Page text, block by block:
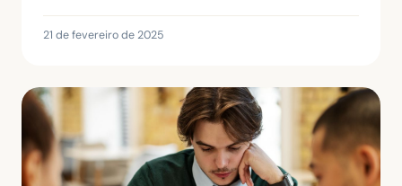
21 de fevereiro de 2025